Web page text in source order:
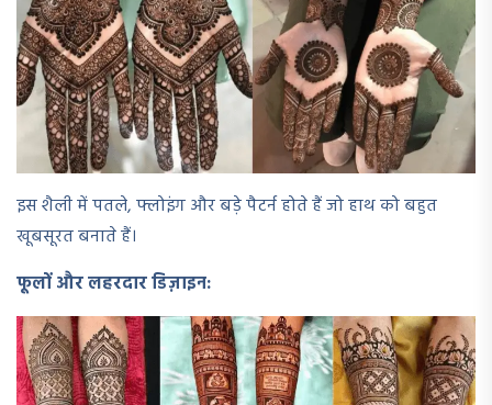
इस शैली में पतले, फ्लोइंग और बड़े पैटर्न होते हैं जो हाथ को बहुत
खूबसूरत बनाते हैं।
फूलों और लहरदार डिज़ाइन: